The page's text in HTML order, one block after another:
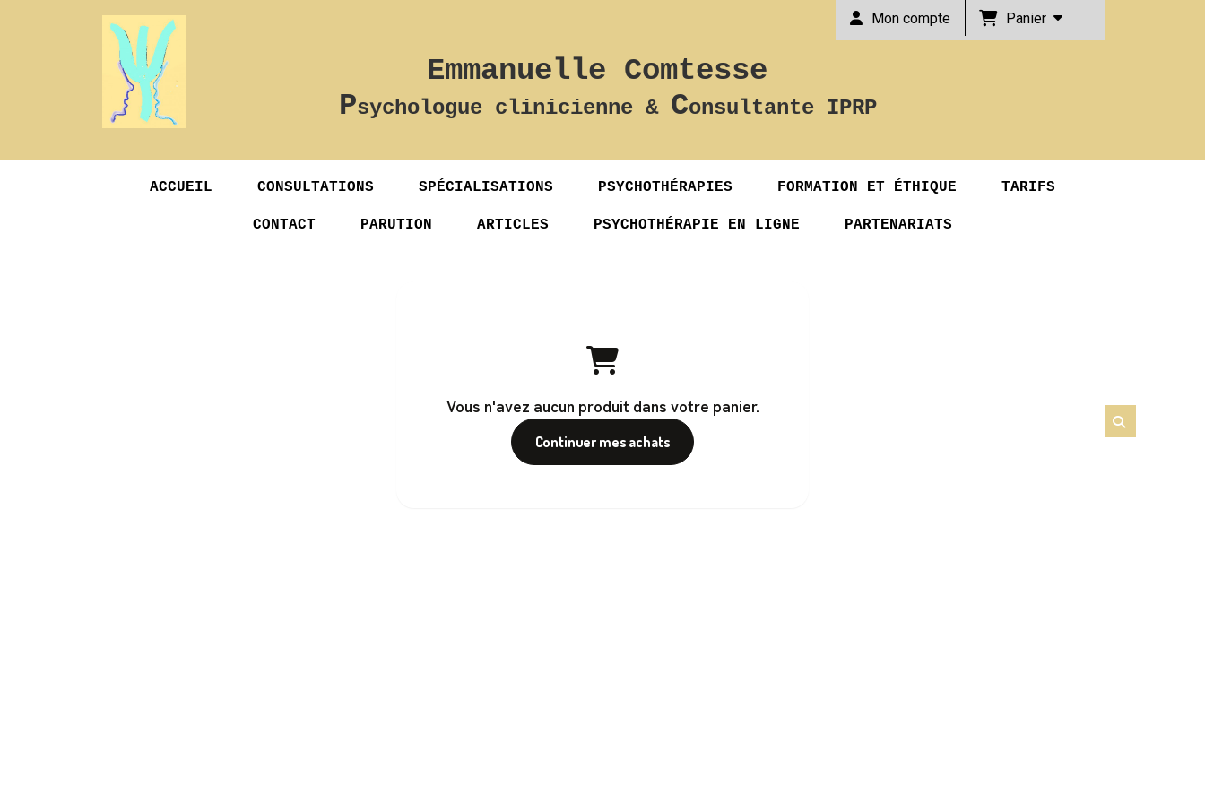
Emmanuelle Comtesse
Psychologue clinicienne & Consultante IPRP
Mon compte Panier
ACCUEIL CONSULTATIONS SPÉCIALISATIONS PSYCHOTHÉRAPIES FORMATION ET ÉTHIQUE TARIFS
CONTACT PARUTION ARTICLES PSYCHOTHÉRAPIE EN LIGNE PARTENARIATS
Vous n'avez aucun produit dans votre panier.
Continuer mes achats